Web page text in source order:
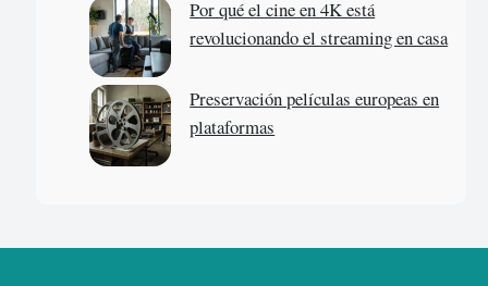
Por qué el cine en 4K está
revolucionando el streaming en casa
Preservación películas europeas en
plataformas